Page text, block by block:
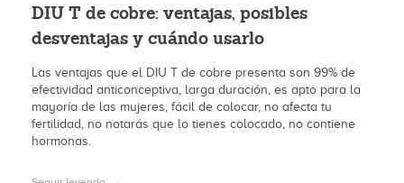
DIU T de cobre: ventajas, posibles
desventajas y cuándo usarlo
Las ventajas que el DIU T de cobre presenta son 99% de
efectividad anticonceptiva, larga duración, es apto para la
mayoría de las mujeres, fácil de colocar, no afecta tu
fertilidad, no notarás que lo tienes colocado, no contiene
hormonas.